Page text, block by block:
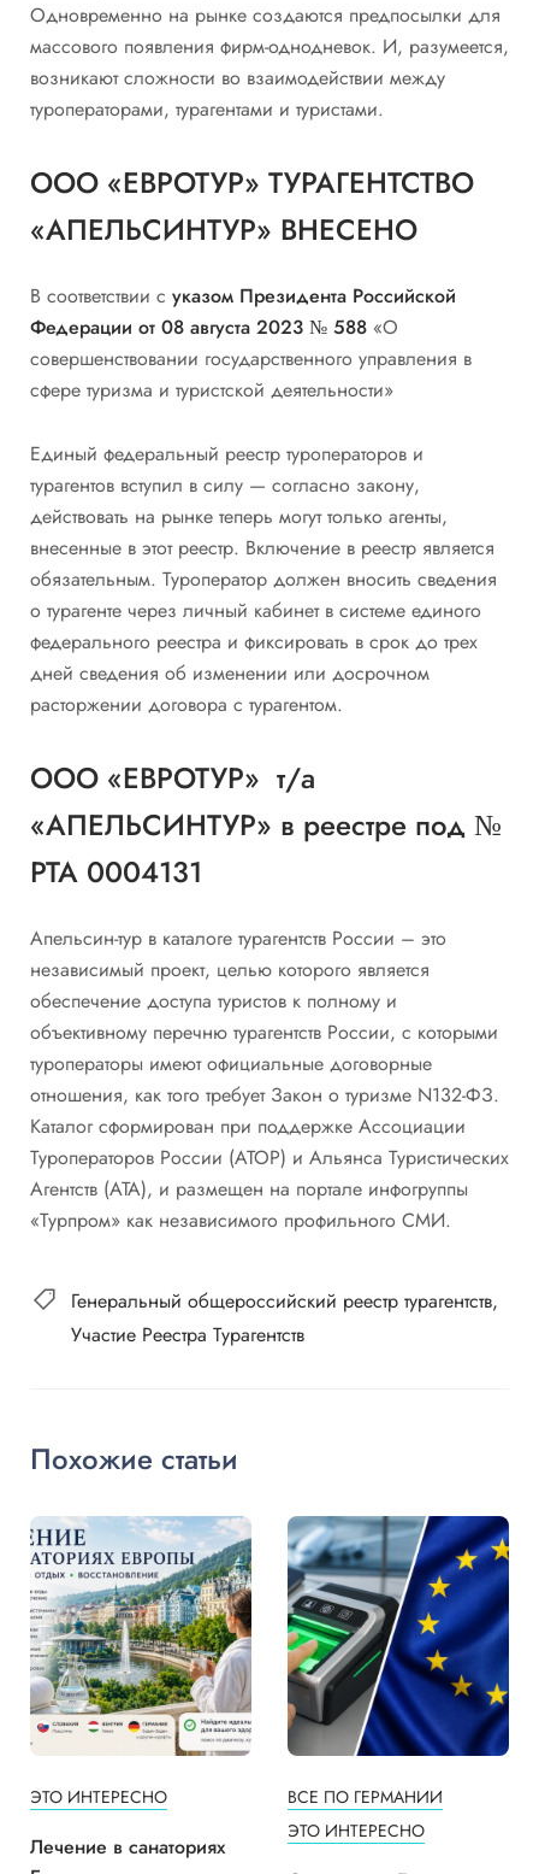
Одновременно на рынке создаются предпосылки для
массового появления фирм-однодневок. И, разумеется,
возникают сложности во взаимодействии между
туроператорами, турагентами и туристами.
ООО «ЕВРОТУР» ТУРАГЕНТСТВО
«АПЕЛЬСИНТУР» ВНЕСЕНО
В соответствии с указом Президента Российской
Федерации от 08 августа 2023 № 588 «О
совершенствовании государственного управления в
сфере туризма и туристской деятельности»
Единый федеральный реестр туроператоров и
турагентов вступил в силу — согласно закону,
действовать на рынке теперь могут только агенты,
внесенные в этот реестр. Включение в реестр является
обязательным. Туроператор должен вносить сведения
о турагенте через личный кабинет в системе единого
федерального реестра и фиксировать в срок до трех
дней сведения об изменении или досрочном
расторжении договора с турагентом.
ООО «ЕВРОТУР» т/а
«АПЕЛЬСИНТУР» в реестре под №
РТА 0004131
Апельсин-тур в каталоге турагентств России – это
независимый проект, целью которого является
обеспечение доступа туристов к полному и
объективному перечню турагентств России, с которыми
туроператоры имеют официальные договорные
отношения, как того требует Закон о туризме N132-ФЗ.
Каталог сформирован при поддержке Ассоциации
Туроператоров России (АТОР) и Альянса Туристических
Агентств (АТА), и размещен на портале инфогруппы
«Турпром» как независимого профильного СМИ.
Генеральный общероссийский реестр турагентств
Участие Реестра Турагентств
Похожие статьи
ЭТО ИНТЕРЕСНО
Лечение в санаториях
ВСЕ ПО ГЕРМАНИИ
ЭТО ИНТЕРЕСНО